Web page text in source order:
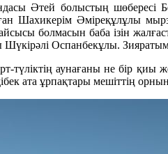
Әтей болыстың
Шахикерім Әміреқұлұлы
болмасын баба ізін
Оспанбекұлы.
түліктің аунағаны не бір
ата ұрпақтары мешіттің